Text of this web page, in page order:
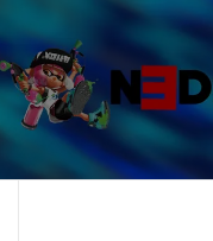
al
contenido
TUS